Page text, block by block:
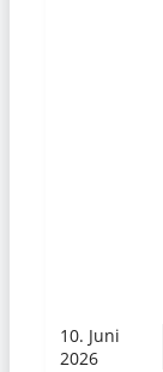
10. Juni
2026